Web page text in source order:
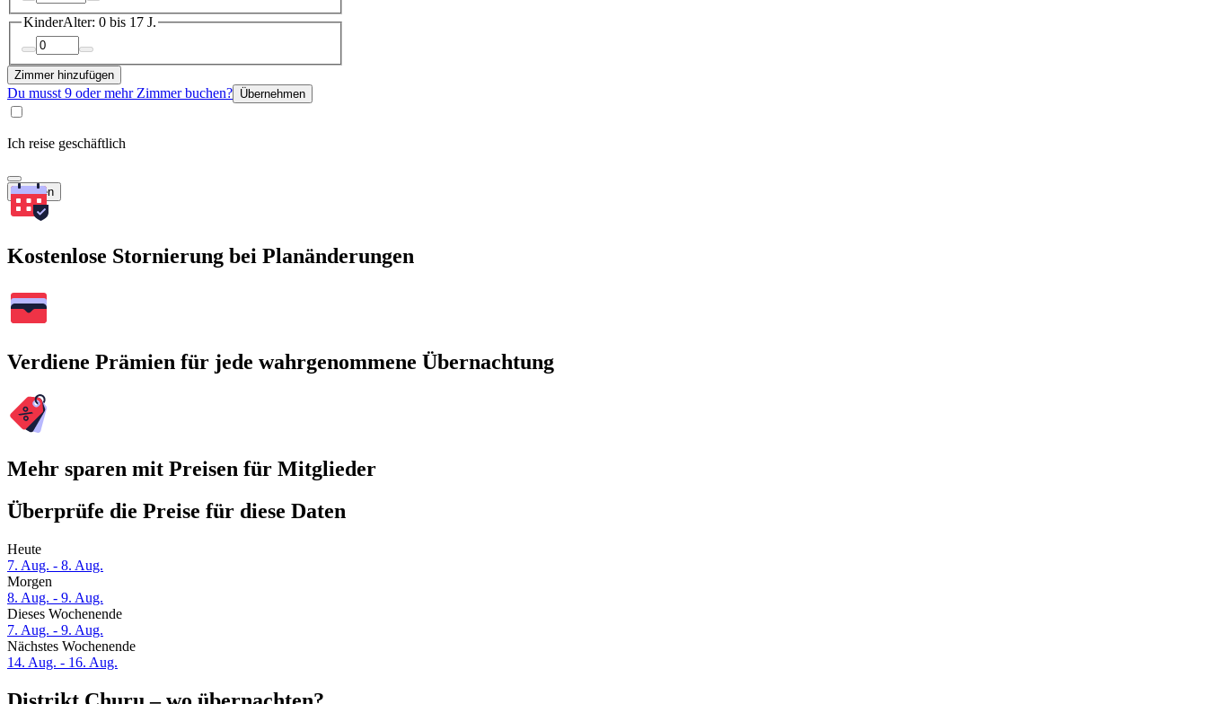
KinderAlter: 0 bis 17 J.
Zimmer hinzufügen
Du musst 9 oder mehr Zimmer buchen? Übernehmen
Ich reise geschäftlich
Suchen
Kostenlose Stornierung bei Planänderungen
Verdiene Prämien für jede wahrgenommene Übernachtung
Mehr sparen mit Preisen für Mitglieder
Überprüfe die Preise für diese Daten
Heute
7. Aug. - 8. Aug.
Morgen
8. Aug. - 9. Aug.
Dieses Wochenende
7. Aug. - 9. Aug.
Nächstes Wochenende
14. Aug. - 16. Aug.